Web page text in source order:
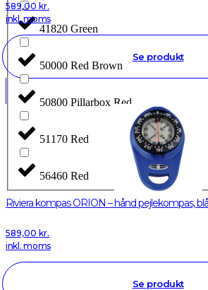
41820 Green
50000 Red Brown
50800 Pillarbox Red
51170 Red
56460 Red
589,00 kr.
inkl. moms
Se produkt
Riviera kompas ORION – hånd pejlekompas, blå
589,00 kr.
inkl. moms
Se produkt